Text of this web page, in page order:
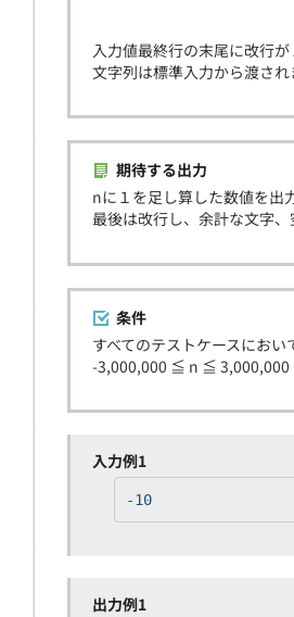
入力値最終行の末尾に改行が
文字列は標準入力から渡され
期待する出力
nに１を足し算した数値を出
最後は改行し、余計な文字、
条件
すべてのテストケースにお
-3,000,000 ≦ n ≦ 3,000,000
入力例1
-10
出力例1